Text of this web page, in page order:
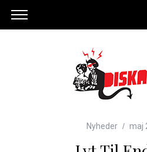
Nyheder maj